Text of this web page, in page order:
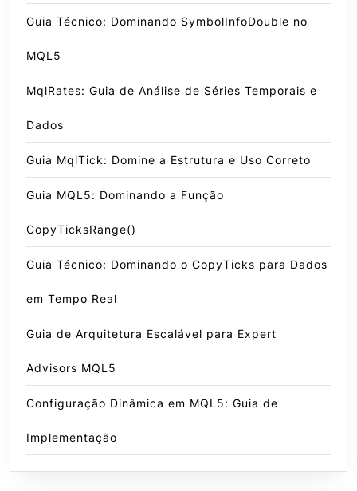
Guia Técnico: Dominando SymbolInfoDouble no
MQL5
MqlRates: Guia de Análise de Séries Temporais e
Dados
Guia MqlTick: Domine a Estrutura e Uso Correto
Guia MQL5: Dominando a Função
CopyTicksRange()
Guia Técnico: Dominando o CopyTicks para Dados
em Tempo Real
Guia de Arquitetura Escalável para Expert
Advisors MQL5
Configuração Dinâmica em MQL5: Guia de
Implementação